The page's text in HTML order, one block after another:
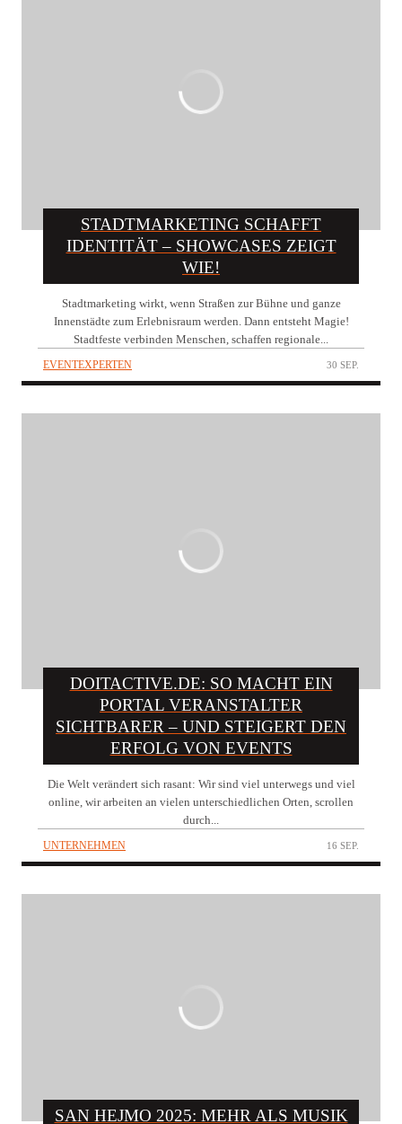
STADTMARKETING SCHAFFT
IDENTITÄT – SHOWCASES ZEIGT
WIE!
Stadtmarketing wirkt, wenn Straßen zur Bühne und ganze
Innenstädte zum Erlebnisraum werden. Dann entsteht Magie!
Stadtfeste verbinden Menschen, schaffen regionale...
EVENTEXPERTEN 30 SEP.
DOITACTIVE.DE: SO MACHT EIN
PORTAL VERANSTALTER
SICHTBARER – UND STEIGERT DEN
ERFOLG VON EVENTS
Die Welt verändert sich rasant: Wir sind viel unterwegs und viel
online, wir arbeiten an vielen unterschiedlichen Orten, scrollen
durch...
UNTERNEHMEN 16 SEP.
SAN HEJMO 2025: MEHR ALS MUSIK